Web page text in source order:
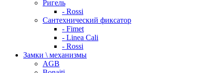
Ригель
- Rossi
Сантехнический фиксатор
- Fimet
- Linea Cali
- Rossi
Замки \ механизмы
AGB